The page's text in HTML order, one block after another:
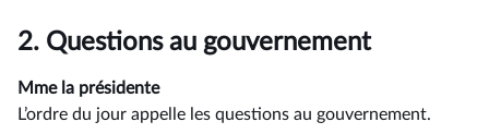
2. Questions au gouvernement
Mme la présidente
L’ordre du jour appelle les questions au gouvernement.